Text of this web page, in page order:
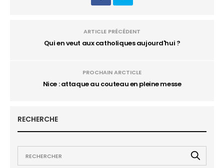
ARTICLE PRÉCÉDENT
Qui en veut aux catholiques aujourd'hui ?
PROCHAIN ARCTICLE
Nice : attaque au couteau en pleine messe
RECHERCHE